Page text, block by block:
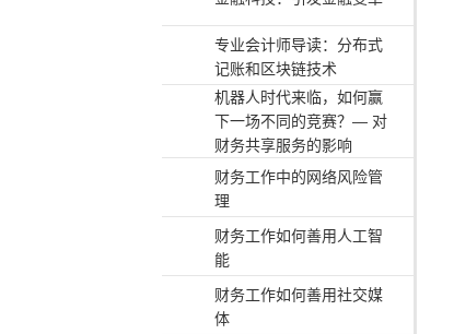
专业会计师导读：分布式
记账和区块链技术
机器人时代来临，如何赢
下一场不同的竞赛？— 对
财务共享服务的影响
财务工作中的网络风险管
理
财务工作如何善用人工智
能
财务工作如何善用社交媒
体